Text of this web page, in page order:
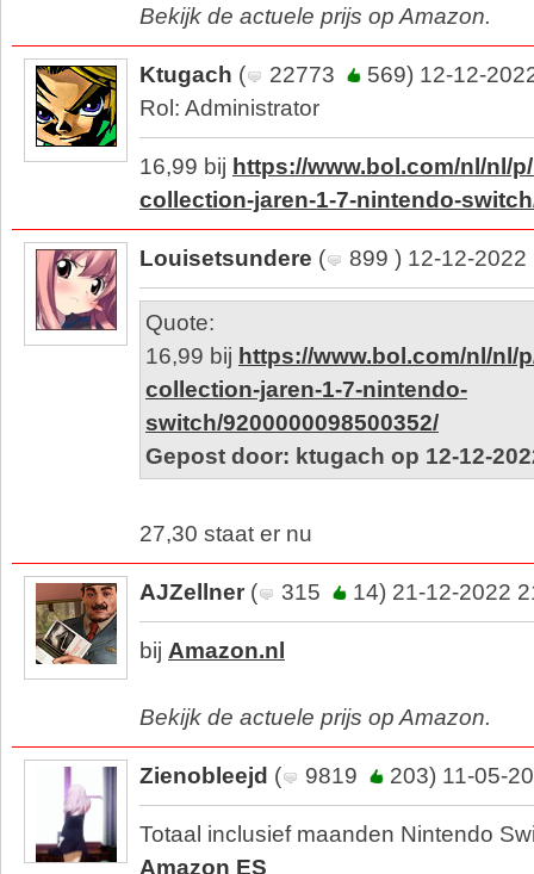
Bekijk de actuele prijs op Amazon.
Ktugach ( 22773
569) 12-12-
Rol: Administrator
16,99 bij https://www.bol.com/nl/nl/
collection-jaren-1-7-nintendo-
Louisetsundere ( 899 ) 12-12-2022
Quote:
16,99 bij https://www.bol.com/nl/nl/
collection-jaren-1-7-nintendo-
switch/9200000098500352/
Gepost door: ktugach op 12-12-
27,30 staat er nu
AJZellner ( 315 14) 21-12-2022
bij Amazon.nl
Bekijk de actuele prijs op Amazon.
Zienobleejd ( 9819 203) 11-05-
Totaal inclusief maanden Nintendo
Amazon ES